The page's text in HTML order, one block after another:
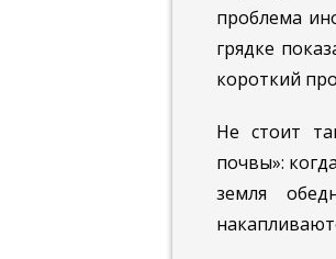
проблема
грядке
короткий
Не стоит
почвы»:
земля